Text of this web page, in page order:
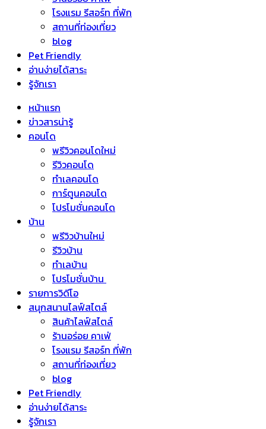
โรงแรม รีสอร์ท ที่พัก
สถานที่ท่องเที่ยว
blog
Pet Friendly
อ่านง่ายได้สาระ
รู้จักเรา
หน้าแรก
ข่าวสารน่ารู้
คอนโด
พรีวิวคอนโดใหม่
รีวิวคอนโด
ทำเลคอนโด
การ์ตูนคอนโด
โปรโมชั่นคอนโด
บ้าน
พรีวิวบ้านใหม่
รีวิวบ้าน
ทำเลบ้าน
โปรโมชั่นบ้าน
รายการวิดีโอ
สนุกสนานไลฟ์สไตล์
สินค้าไลฟ์สไตล์
ร้านอร่อย คาเฟ่
โรงแรม รีสอร์ท ที่พัก
สถานที่ท่องเที่ยว
blog
Pet Friendly
อ่านง่ายได้สาระ
รู้จักเรา